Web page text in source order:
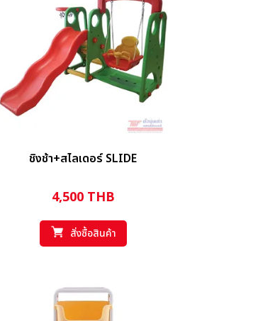
ชิงช้า+สไลเดอร์ SLIDE
4,500 THB
สั่งซื้อสินค้า